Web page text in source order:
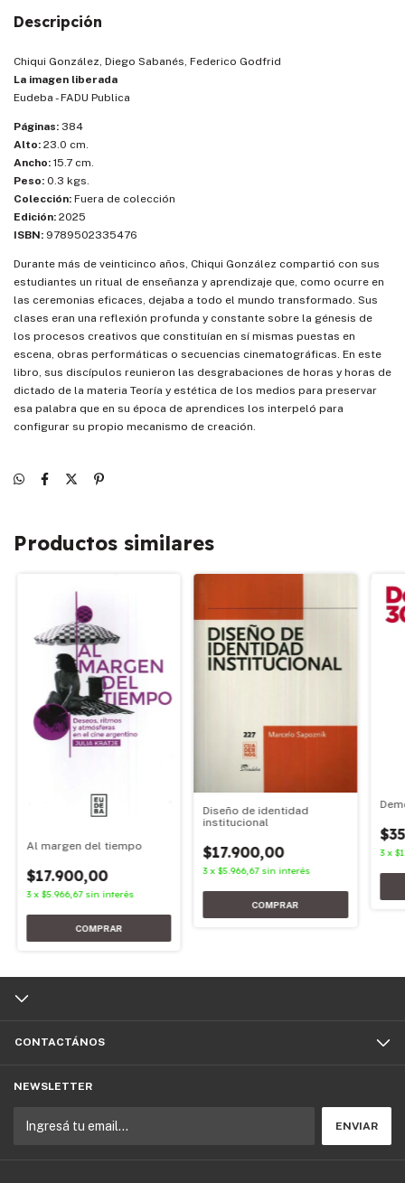
Descripción
Chiqui González, Diego Sabanés, Federico Godfrid
La imagen liberada
Eudeba - FADU Publica
Páginas: 384
Alto: 23.0 cm.
Ancho: 15.7 cm.
Peso: 0.3 kgs.
Colección: Fuera de colección
Edición: 2025
ISBN: 9789502335476
Durante más de veinticinco años, Chiqui González compartió con sus
estudiantes un ritual de enseñanza y aprendizaje que, como ocurre en
las ceremonias eficaces, dejaba a todo el mundo transformado. Sus
clases eran una reflexión profunda y constante sobre la génesis de
los procesos creativos que constituían en sí mismas puestas en
escena, obras performáticas o secuencias cinematográficas. En este
libro, sus discípulos reunieron las desgrabaciones de horas y horas de
dictado de la materia Teoría y estética de los medios para preservar
esa palabra que en su época de aprendices los interpeló para
configurar su propio mecanismo de creación.
Productos similares
Al margen del tiempo
$17.900,00
3 x $5.966,67 sin interés
Diseño de identidad
institucional
$17.900,00
3 x$5.966,67 sin interés
3 x
CONTACTÁNOS
NEWSLETTER